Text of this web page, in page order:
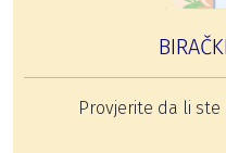
Provjerite da li ste